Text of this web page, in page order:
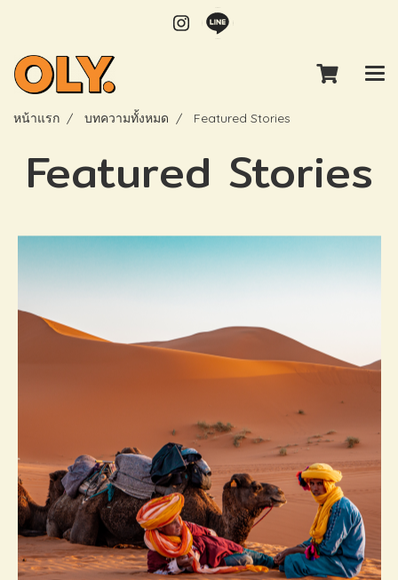
หน้าแรก บทความทั้งหมด Featured Stories
Featured Stories